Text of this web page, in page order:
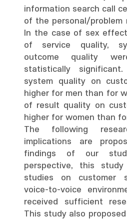
information search call
of the personal/problem
In the case of sex
of service quality,
outcome quality
statistically
system quality on
higher for men than for
of result quality on
higher for women than
The following
implications are
findings of our
perspective, this study
studies on customer
voice-to-voice
received sufficient
This study also